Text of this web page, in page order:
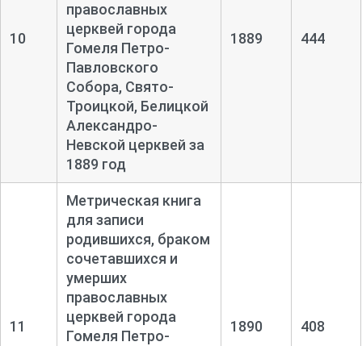
10
православных
церквей города
Гомеля Петро-
Павловского
Собора, Свято-
Троицкой, Белицкой
Александро-
Невской церквей за
1889 год
1889 444
11
Метрическая книга
для записи
родившихся, браком
сочетавшихся и
умерших
православных
церквей города
Гомеля Петро-
1890 408